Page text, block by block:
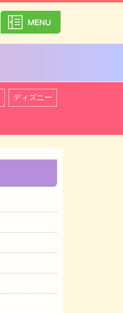
ディズニー